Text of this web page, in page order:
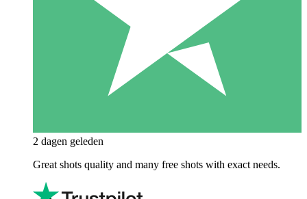
2 dagen geleden
Great shots quality and many free shots with exact needs.